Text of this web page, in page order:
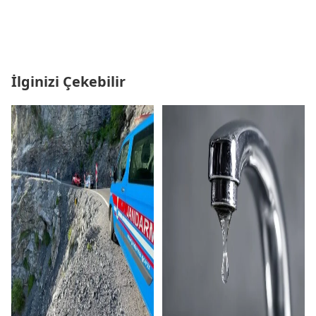
İlginizi Çekebilir